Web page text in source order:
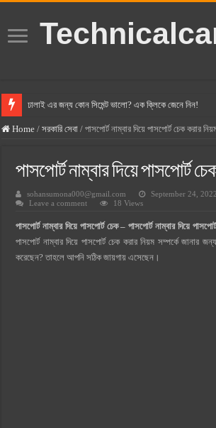
ঢালাই এর জন্য কোন সিমেন্ট ভালো? এক ক্লিকে জেনে নিন!
বসুন্ধরা সিমেন্ট এর দাম ২০২৫
হোলসিম সিমেন্ট দাম ২০২৫
সুপারক্রিট সিমেন্ট দাম ২০২৫
জুডিশিয়াল ম্যাজিস্ট্রেট কি? জুডিশিয়াল ম্যাজিস্ট্রেট এর সুযোগ
ওয়ালটন মোবাইল কিস্তিতে কেনার নিয়ম ২০২৫
ওয়ালটন টিভি কিস্তিতে কেনার নিয়ম ২০২৫
Home / সরকারি সেবা / পাসপোর্ট নাম্বার দিয়ে পাসপোর্ট চেক করার
পাসপোর্ট নাম্বার দিয়ে পাসপোর্ট
sohansumona000@gmail.com September 24, 2022
Leave a comment
18 Views
পাসপোর্ট নাম্বার দিয়ে পাসপোর্ট চেক – পাসপোর্ট নাম্বার দিয়ে
পাসপোর্ট নাম্বার দিয়ে পাসপোর্ট চেক করার নিয়ম সম্পর্কে জানার
করেছেন? তাহলে আপনি সঠিক জায়গায় এসেছেন।